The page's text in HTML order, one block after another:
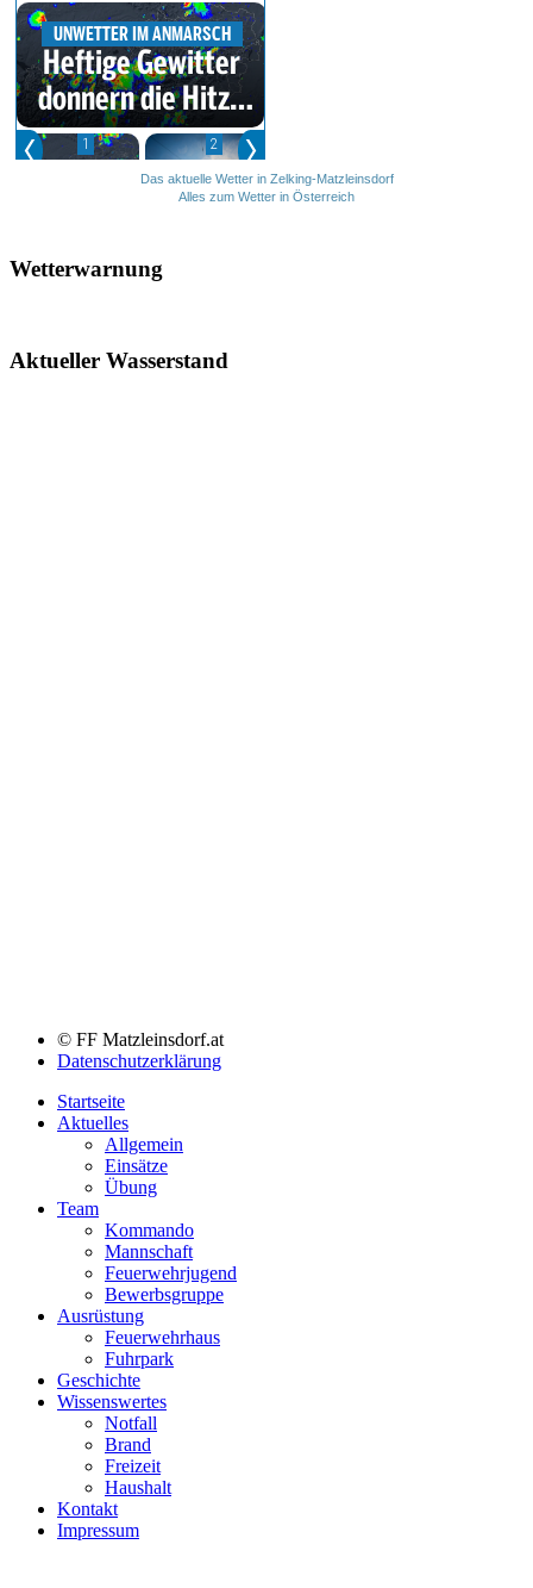
Das aktuelle Wetter in Zelking-Matzleinsdorf
Alles zum Wetter in Österreich
Wetterwarnung
Aktueller Wasserstand
© FF Matzleinsdorf.at
Datenschutzerklärung
Startseite
Aktuelles
Allgemein
Einsätze
Übung
Team
Kommando
Mannschaft
Feuerwehrjugend
Bewerbsgruppe
Ausrüstung
Feuerwehrhaus
Fuhrpark
Geschichte
Wissenswertes
Notfall
Brand
Freizeit
Haushalt
Kontakt
Impressum